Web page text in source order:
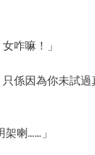
咋嘛！」
只係因為你未試
架喇……」